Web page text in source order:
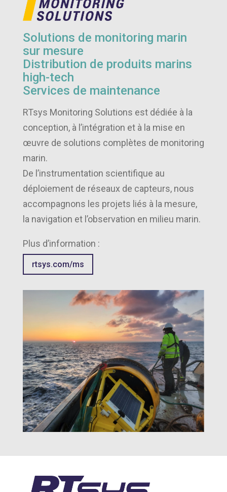
Solutions de monitoring marin
sur mesure
Distribution de produits marins
high-tech
Services de maintenance
RTsys Monitoring Solutions est dédiée à la
conception, à l’intégration et à la mise en
œuvre de solutions complètes de monitoring
marin.
De l’instrumentation scientifique au
déploiement de réseaux de capteurs, nous
accompagnons les projets liés à la mesure,
la navigation et l’observation en milieu marin.
Plus d’information :
rtsys.com/ms